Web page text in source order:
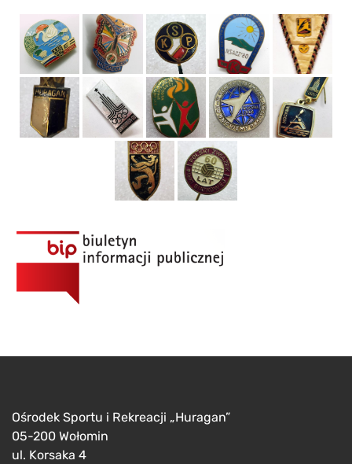
Ośrodek Sportu i Rekreacji „Huragan”
05-200 Wołomin
ul. Korsaka 4